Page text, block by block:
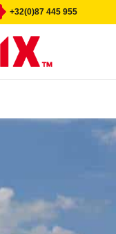
+32(0)87 445 955